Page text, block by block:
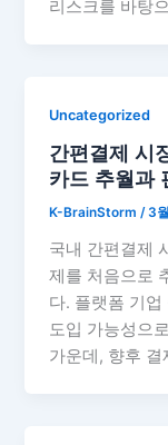
리스크를 바탕
Uncategorized
간편결제 시
카드 추월과
K-BrainStorm/3
국내 간편결제
제를 처음으로
다. 플랫폼 기
도입 가능성으
가운데, 향후